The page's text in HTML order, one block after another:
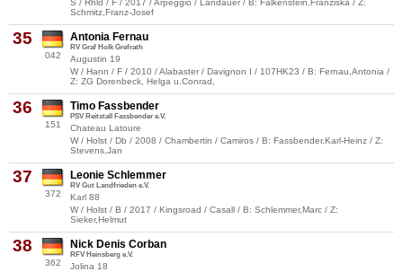
S / Rhld / F / 2017 / Arpeggio / Landauer / B: Falkenstein,Franziska / Z:
Schmitz,Franz-Josef
35
042
Antonia Fernau
RV Graf Holk Grefrath
Augustin 19
W / Hann / F / 2010 / Alabaster / Davignon I / 107HK23 / B: Fernau,Antonia /
Z: ZG Dorenbeck, Helga u.Conrad,
36
151
Timo Fassbender
PSV Reitstall Fassbender e.V.
Chateau Latoure
W / Holst / Db / 2008 / Chambertin / Camiros / B: Fassbender,Karl-Heinz / Z:
Stevens,Jan
37
372
Leonie Schlemmer
RV Gut Landfrieden e.V.
Karl 88
W / Holst / B / 2017 / Kingsroad / Casall / B: Schlemmer,Marc / Z:
Sieker,Helmut
38
362
Nick Denis Corban
RFV Heinsberg e.V.
Jolina 18